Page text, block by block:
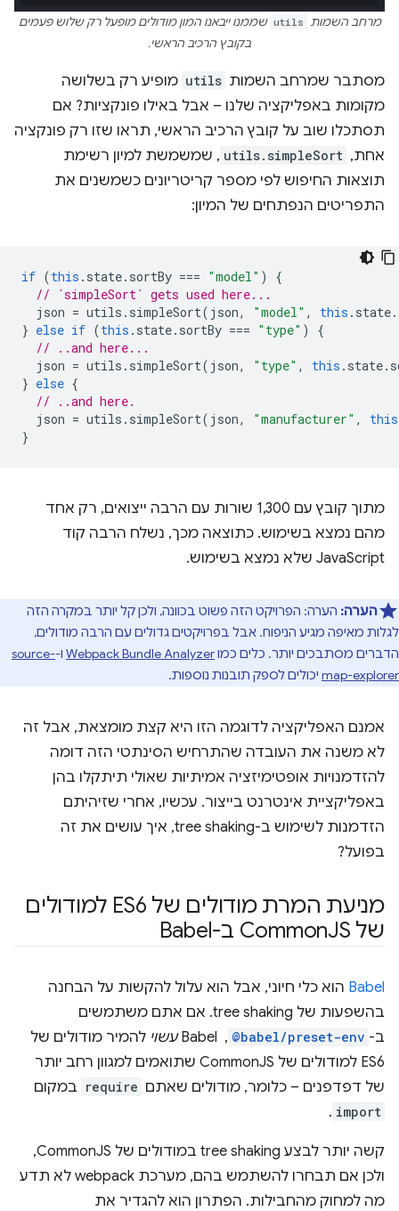
מרחב השמות utils שממנו ייבאנו המון מודולים מופעל רק שלוש פעמים
בקובץ הרכיב הראשי.
מסתבר שמרחב השמות utils מופיע רק בשלושה
מקומות באפליקציה שלנו – אבל באילו פונקציות? אם
תסתכלו שוב על קובץ הרכיב הראשי, תראו שזו רק פונקציה
אחת, utils.simpleSort , שמשמשת למיון רשימת
תוצאות החיפוש לפי מספר קריטריונים כשמשנים את
התפריטים הנפתחים של המיון:
if (this . state. sortBy === "model" )
{
// `simpleSort` gets used here...
json = utils . simpleSort( json, "model" , this . state.
} else if (this . state. sortBy === "type" )
{
// ..and here...
json = utils . simpleSort( json, "type" , this . state.
} else {
// ..and here.
json = utils . simpleSort( json, "manufacturer" , this
}
מתוך קובץ עם 1,300 שורות עם הרבה ייצואים, רק אחד
מהם נמצא בשימוש. כתוצאה מכך, נשלח הרבה קוד
JavaScript שלא נמצא בשימוש.
הערה: הערה: הפרויקט הזה פשוט בכוונה, ולכן קל יותר במקרה הזה
לגלות מאיפה מגיע הניפוח. אבל בפרויקטים גדולים עם הרבה מודולים,
הדברים מסתבכים יותר. כלים כמוWebpack Bundle Analyzer ו-source-
map-explorer יכולים לספק תובנות נוספות.
אמנם האפליקציה לדוגמה הזו היא קצת מומצאת, אבל זה
לא משנה את העובדה שהתרחיש הסינתטי הזה דומה
להזדמנויות אופטימיזציה אמיתיות שאולי תיתקלו בהן
באפליקציית אינטרנט בייצור. עכשיו, אחרי שזיהיתם
הזדמנות לשימוש ב-tree shaking, איך עושים את זה
בפועל?
מניעת המרת מודולים של ES6 למודולים
של Common JS ב-Babel
Babel הוא כלי חיוני, אבל הוא עלול להקשות על הבחנה
בהשפעות של tree shaking. אם אתם משתמשים
ב- @babel/preset-env
, ‏ Babel עשוי להמיר מודולים של
ES6 למודולים של CommonJS שתואמים למגוון רחב יותר
של דפדפנים – כלומר, מודולים שאתם require במקום
import
.
קשה יותר לבצע tree shaking במודולים של CommonJS,
ולכן אם תבחרו להשתמש בהם, מערכת webpack לא תדע
מה למחוק מהחבילות. הפתרון הוא להגדיר את